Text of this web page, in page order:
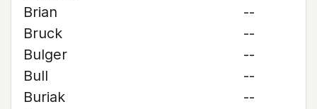
Brian
--
Bruck
--
Bulger
--
Bull
--
Buriak
--